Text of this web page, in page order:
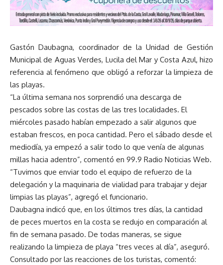
Gastón Daubagna, coordinador de la Unidad de Gestión
Municipal de Aguas Verdes, Lucila del Mar y Costa Azul, hizo
referencia al fenómeno que obligó a reforzar la limpieza de
las playas.
“La última semana nos sorprendió una descarga de
pescados sobre las costas de las tres localidades. El
miércoles pasado habían empezado a salir algunos que
estaban frescos, en poca cantidad. Pero el sábado desde el
mediodía, ya empezó a salir todo lo que venía de algunas
millas hacia adentro”, comentó en 99.9 Radio Noticias Web.
“Tuvimos que enviar todo el equipo de refuerzo de la
delegación y la maquinaria de vialidad para trabajar y dejar
limpias las playas”, agregó el funcionario.
Daubagna indicó que, en los últimos tres días, la cantidad
de peces muertos en la costa se redujo en comparación al
fin de semana pasado. De todas maneras, se sigue
realizando la limpieza de playa “tres veces al día”, aseguró.
Consultado por las reacciones de los turistas, comentó: